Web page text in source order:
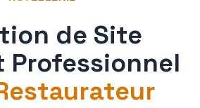
de Site
Professionnel